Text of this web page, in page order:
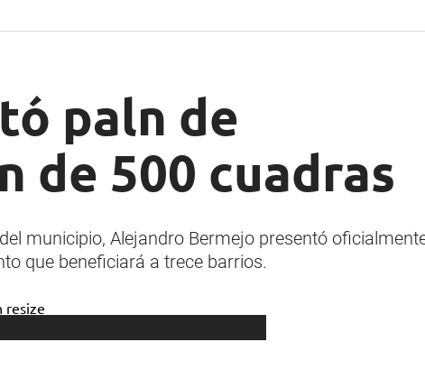
paln de
de 500 cuadras
municipio, Alejandro Bermejo presentó
que beneficiará a trece barrios.